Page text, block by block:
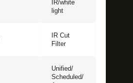
IR/white
light
IR Cut
Filter
Unified/
Scheduled/